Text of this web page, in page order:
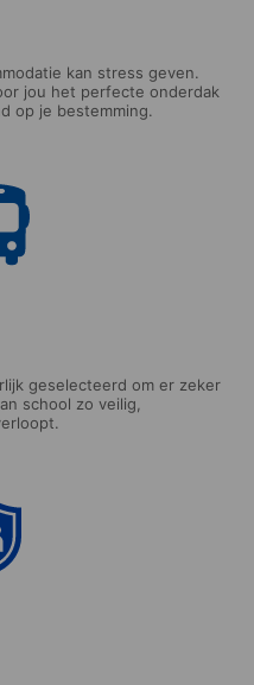
kan stress geven.
jou het perfecte onderdak
op je bestemming.
geselecteerd om er zeker
school zo veilig,